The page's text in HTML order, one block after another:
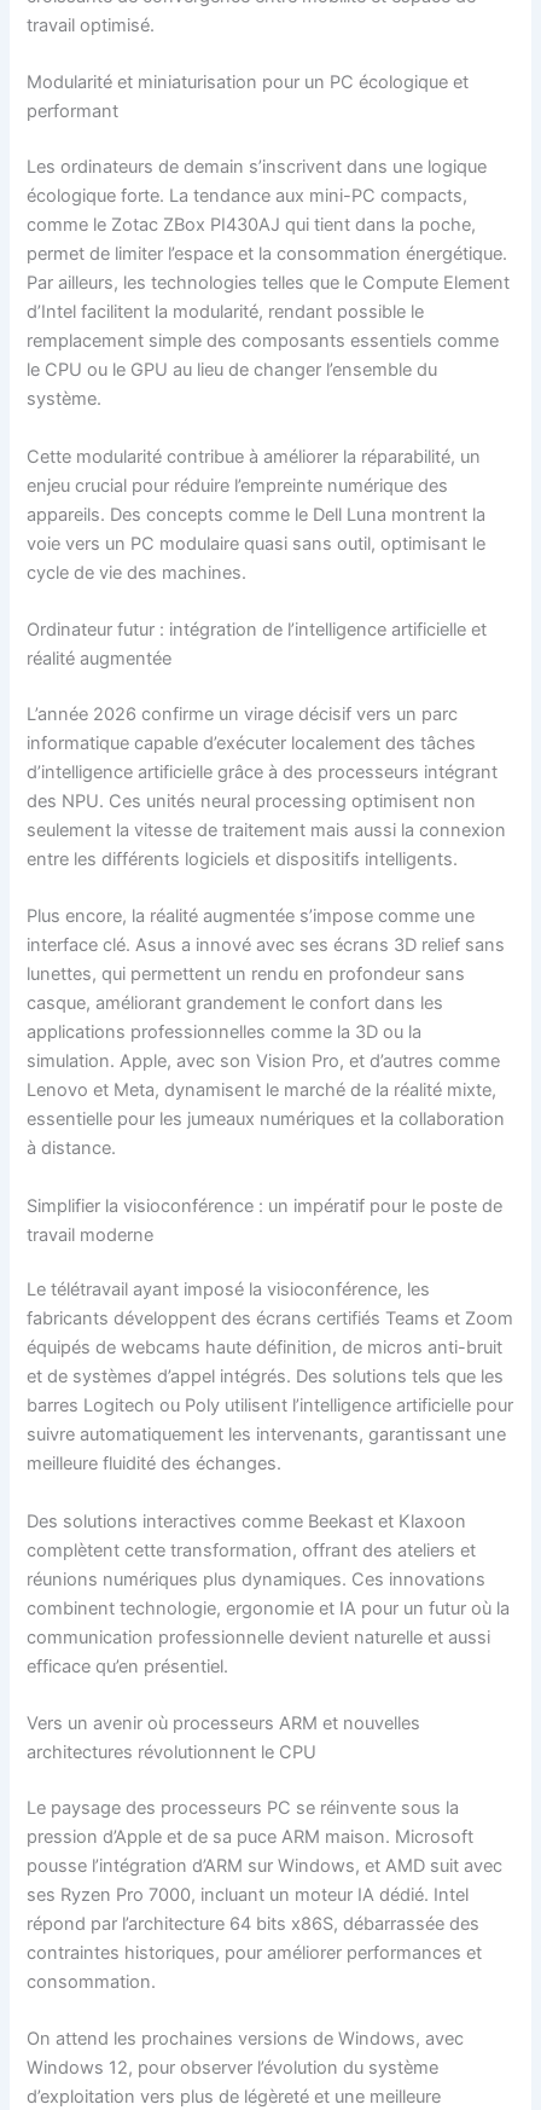
travail optimisé.
Modularité et miniaturisation pour un PC écologique et
performant
Les ordinateurs de demain s’inscrivent dans une logique
écologique forte. La tendance aux mini-PC compacts,
comme le Zotac ZBox PI430AJ qui tient dans la poche,
permet de limiter l’espace et la consommation énergétique.
Par ailleurs, les technologies telles que le Compute Element
d’Intel facilitent la modularité, rendant possible le
remplacement simple des composants essentiels comme
le CPU ou le GPU au lieu de changer l’ensemble du
système.
Cette modularité contribue à améliorer la réparabilité, un
enjeu crucial pour réduire l’empreinte numérique des
appareils. Des concepts comme le Dell Luna montrent la
voie vers un PC modulaire quasi sans outil, optimisant le
cycle de vie des machines.
Ordinateur futur : intégration de l’intelligence artificielle et
réalité augmentée
L’année 2026 confirme un virage décisif vers un parc
informatique capable d’exécuter localement des tâches
d’intelligence artificielle grâce à des processeurs intégrant
des NPU. Ces unités neural processing optimisent non
seulement la vitesse de traitement mais aussi la connexion
entre les différents logiciels et dispositifs intelligents.
Plus encore, la réalité augmentée s’impose comme une
interface clé. Asus a innové avec ses écrans 3D relief sans
lunettes, qui permettent un rendu en profondeur sans
casque, améliorant grandement le confort dans les
applications professionnelles comme la 3D ou la
simulation. Apple, avec son Vision Pro, et d’autres comme
Lenovo et Meta, dynamisent le marché de la réalité mixte,
essentielle pour les jumeaux numériques et la collaboration
à distance.
Simplifier la visioconférence : un impératif pour le poste de
travail moderne
Le télétravail ayant imposé la visioconférence, les
fabricants développent des écrans certifiés Teams et Zoom
équipés de webcams haute définition, de micros anti-bruit
et de systèmes d’appel intégrés. Des solutions tels que les
barres Logitech ou Poly utilisent l’intelligence artificielle pour
suivre automatiquement les intervenants, garantissant une
meilleure fluidité des échanges.
Des solutions interactives comme Beekast et Klaxoon
complètent cette transformation, offrant des ateliers et
réunions numériques plus dynamiques. Ces innovations
combinent technologie, ergonomie et IA pour un futur où la
communication professionnelle devient naturelle et aussi
efficace qu’en présentiel.
Vers un avenir où processeurs ARM et nouvelles
architectures révolutionnent le CPU
Le paysage des processeurs PC se réinvente sous la
pression d’Apple et de sa puce ARM maison. Microsoft
pousse l’intégration d’ARM sur Windows, et AMD suit avec
ses Ryzen Pro 7000, incluant un moteur IA dédié. Intel
répond par l’architecture 64 bits x86S, débarrassée des
contraintes historiques, pour améliorer performances et
consommation.
On attend les prochaines versions de Windows, avec
Windows 12, pour observer l’évolution du système
d’exploitation vers plus de légèreté et une meilleure